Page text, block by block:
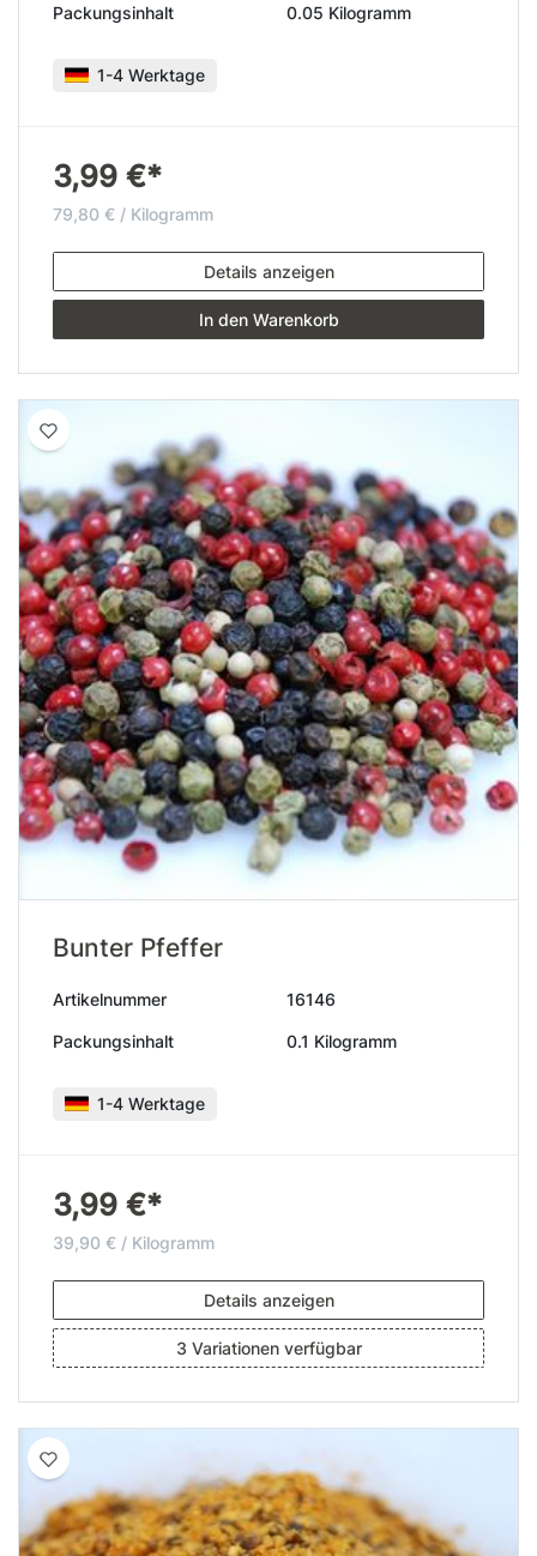
Packungsinhalt 0.05 Kilogramm
1-4 Werktage
3,99 €*
79,80 € / Kilogramm
Details anzeigen
In den Warenkorb
Bunter Pfeffer
Artikelnummer 16146
Packungsinhalt 0.1 Kilogramm
1-4 Werktage
3,99 €*
39,90 € / Kilogramm
Details anzeigen
3 Variationen verfügbar